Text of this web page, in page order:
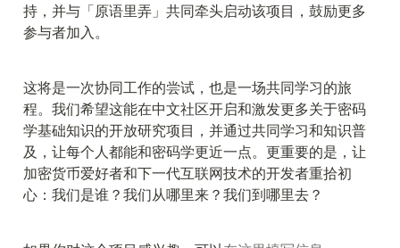
持，并与「原语里弄」共同牵头启动该项目，鼓励更多
参与者加入。
这将是一次协同工作的尝试，也是一场共同学习的旅
程。我们希望这能在中文社区开启和激发更多关于密码
学基础知识的开放研究项目，并通过共同学习和知识普
及，让每个人都能和密码学更近一点。更重要的是，让
加密货币爱好者和下一代互联网技术的开发者重拾初
心：我们是谁？我们从哪里来？我们到哪里去？